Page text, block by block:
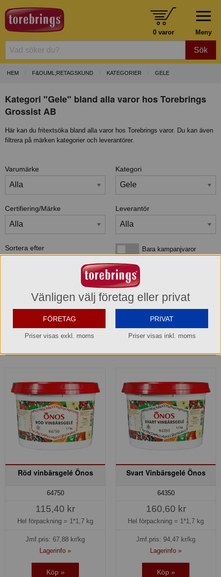
Meny
0 varor
Sök
HEM F&OUML;RETAGSKUND KATEGORIER GELE
Kategori "Gele" bland alla varor hos Torebrings
Grossist AB
Här kan du fritextsöka bland alla varor hos Torebrings varor. Du kan även
filtrera på märken kategorier och leverantörer.
Varumärke Kategori
Certifiering/Märke Leverantör
Sortera efter Bara kampanjvarorBara kampanjvaror
Bara lagervaror
Visa maxläge 1 vara/rad
Visa standardläge 2 varor/rad
Röd vinbärsgelé Önos
64750
115,40 kr
Hel förpackning = 1*1,7 kg
Jmf.pris: 67,88 kr/kg
Lagerinfo »
Köp »
Svart Vinbärsgelé Önos
64350
160,60 kr
Hel förpackning = 1*1,7 kg
Jmf.pris: 94,47 kr/kg
Lagerinfo »
Köp »
Vänligen välj företag eller privat
FÖRETAG
Priser visas exkl. moms
PRIVAT
Priser visas inkl. moms